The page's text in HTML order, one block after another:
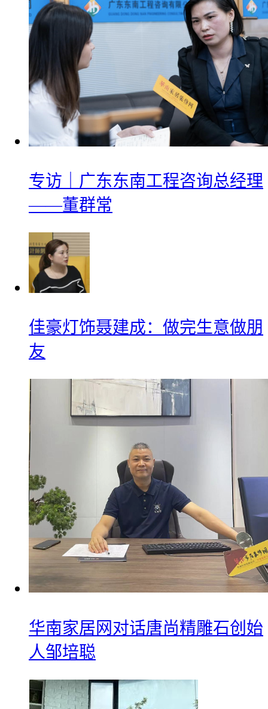
专访｜广东东南工程咨询总经理
——董群常
佳豪灯饰聂建成：做完生意做朋
友
华南家居网对话唐尚精雕石创始
人邹培聪